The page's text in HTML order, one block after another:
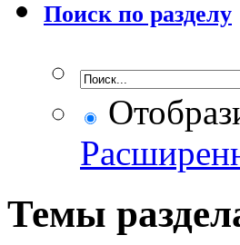
Поиск по разделу
Темы